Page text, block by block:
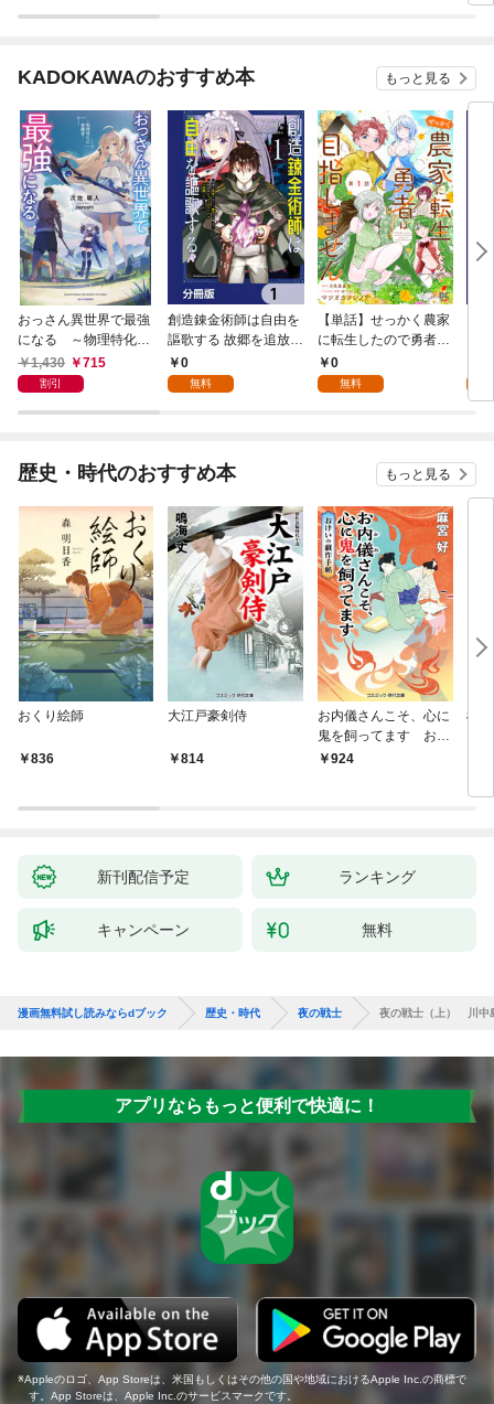
KADOKAWAのおすすめ本 もっと見る
おっさん異世界で最強
になる ～物理特化の
覚醒者～
1,430 715
割引
創造錬金術師は自由を
謳歌する 故郷を追放さ
れたら、魔王のお膝元
で超絶効果のマジック
0
無料
【単話】せっかく農家
に転生したので勇者は
目指しません【第1
話】
0
無料
歴史・時代のおすすめ本 もっと見る
おくり絵師
836
大江戸豪剣侍
814
お内儀さんこそ、心に
鬼を飼ってます おけ
いの戯作手帖
924
極
新刊配信予定 ランキング
キャンペーン 無料
漫画無料試し読みならdブック 歴史・時代 夜の戦士 夜の戦士（上） 川中
アプリならもっと便利で快適に！
Appleのロゴ、App Storeは、米国もしくはその他の国や地域におけるApple Inc.の商標で
す。App Storeは、Apple Inc.のサービスマークです。